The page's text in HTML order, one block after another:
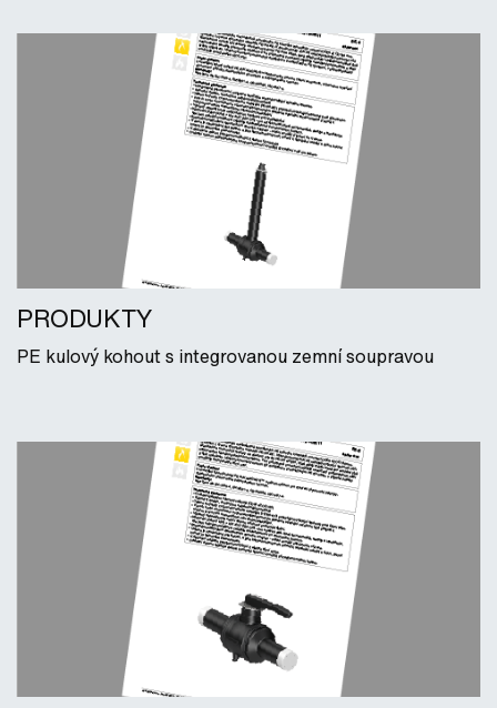
PRODUKTY
PE kulový kohout s integrovanou zemní soupravou